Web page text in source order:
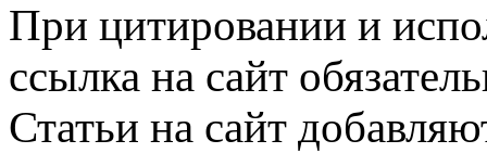
При цитировании и
ссылка на сайт
Статьи на сайт